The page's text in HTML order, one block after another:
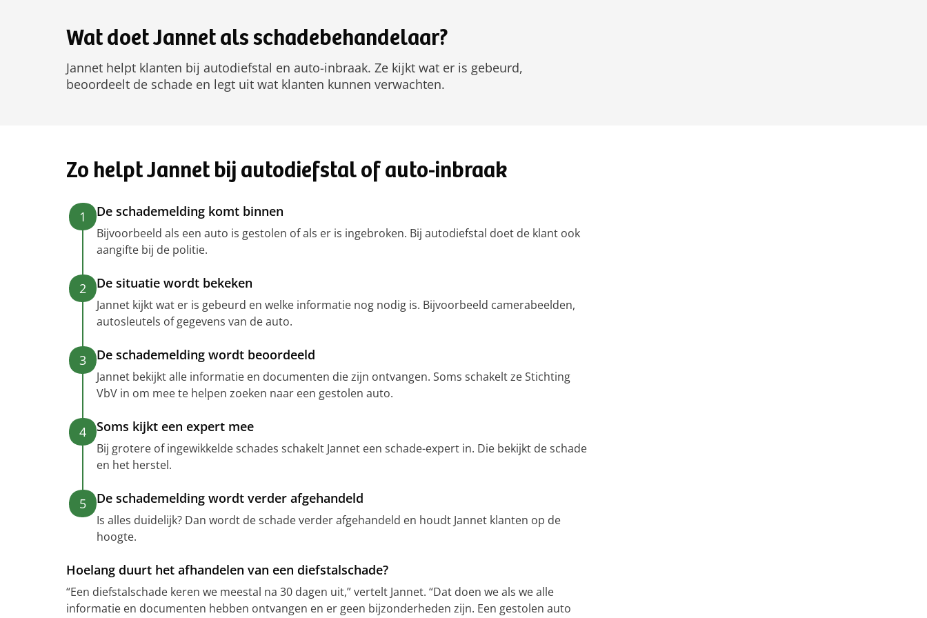
Wat doet Jannet als schadebehandelaar?
Jannet helpt klanten bij autodiefstal en auto-inbraak. Ze kijkt wat er is gebeurd,
beoordeelt de schade en legt uit wat klanten kunnen verwachten.
Zo helpt Jannet bij autodiefstal of auto-inbraak
1 De schademelding komt binnen
Bijvoorbeeld als een auto is gestolen of als er is ingebroken. Bij autodiefstal doet de klant ook
aangifte bij de politie.
2 De situatie wordt bekeken
Jannet kijkt wat er is gebeurd en welke informatie nog nodig is. Bijvoorbeeld camerabeelden,
autosleutels of gegevens van de auto.
3 De schademelding wordt beoordeeld
Jannet bekijkt alle informatie en documenten die zijn ontvangen. Soms schakelt ze Stichting
VbV in om mee te helpen zoeken naar een gestolen auto.
4 Soms kijkt een expert mee
Bij grotere of ingewikkelde schades schakelt Jannet een schade-expert in. Die bekijkt de schade
en het herstel.
5 De schademelding wordt verder afgehandeld
Is alles duidelijk? Dan wordt de schade verder afgehandeld en houdt Jannet klanten op de
hoogte.
Hoelang duurt het afhandelen van een diefstalschade?
“Een diefstalschade keren we meestal na 30 dagen uit,” vertelt Jannet. “Dat doen we als we alle
informatie en documenten hebben ontvangen en er geen bijzonderheden zijn. Een gestolen auto